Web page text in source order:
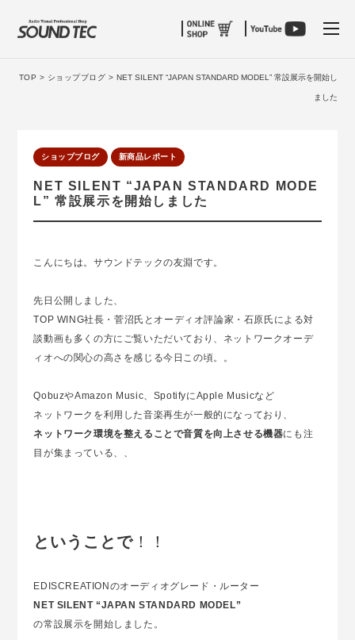
TOP > ショップブログ > NET SILENT “JAPAN STANDARD MODEL” 常設展示を開始し
ました
ショップブログ 新商品レポート
NET SILENT “JAPAN STANDARD MODE
L” 常設展示を開始しました
こんにちは。サウンドテックの友淵です。
先日公開しました、
TOP WING社長・菅沼氏とオーディオ評論家・石原氏による対
談動画も多くの方にご覧いただいており、ネットワークオーデ
ィオへの関心の高さを感じる今日この頃。。
QobuzやAmazon Music、SpotifyにApple Musicなど
ネットワークを利用した音楽再生が一般的になっており、
ネットワーク環境を整えることで音質を向上させる機器にも注
目が集まっている、、
ということで ！！
EDISCREATIONのオーディオグレード・ルーター
NET SILENT “JAPAN STANDARD MODEL”
の常設展示を開始しました。